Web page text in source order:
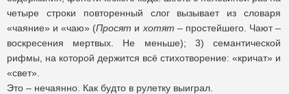
четыре строки повторенный слог вызывает из словаря
«чаяние» и «чаю» (Просят и хотят – простейшего. Чают –
воскресения мертвых. Не меньше); 3) семантической
рифмы, на которой держится всё стихотворение: «кричат» и
«свет».
Это – нечаянно. Как будто в рулетку выиграл.